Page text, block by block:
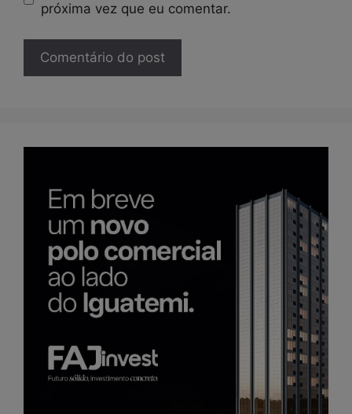
próxima vez que eu comentar.